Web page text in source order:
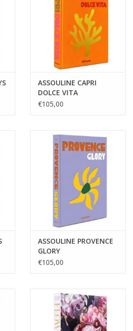
ASSOULINE CAPRI
DOLCE VITA
€105,00
ASSOULINE PROVENCE
GLORY
€105,00